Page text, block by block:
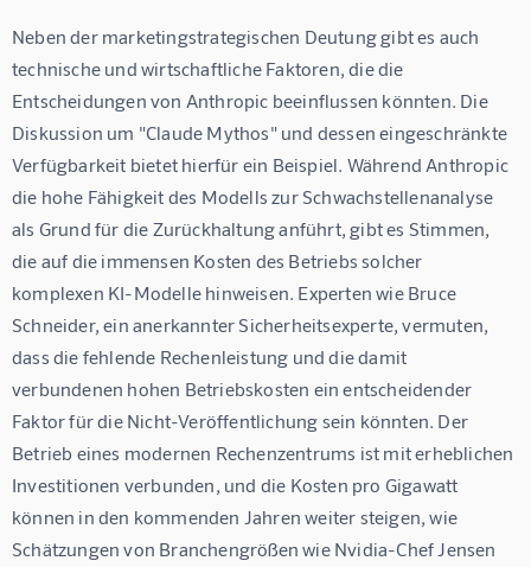
Neben der marketingstrategischen Deutung gibt es auch
technische und wirtschaftliche Faktoren, die die
Entscheidungen von Anthropic beeinflussen könnten. Die
Diskussion um "Claude Mythos" und dessen eingeschränkte
Verfügbarkeit bietet hierfür ein Beispiel. Während Anthropic
die hohe Fähigkeit des Modells zur Schwachstellenanalyse
als Grund für die Zurückhaltung anführt, gibt es Stimmen,
die auf die immensen Kosten des Betriebs solcher
komplexen KI-Modelle hinweisen. Experten wie Bruce
Schneider, ein anerkannter Sicherheitsexperte, vermuten,
dass die fehlende Rechenleistung und die damit
verbundenen hohen Betriebskosten ein entscheidender
Faktor für die Nicht-Veröffentlichung sein könnten. Der
Betrieb eines modernen Rechenzentrums ist mit erheblichen
Investitionen verbunden, und die Kosten pro Gigawatt
können in den kommenden Jahren weiter steigen, wie
Schätzungen von Branchengrößen wie Nvidia-Chef Jensen